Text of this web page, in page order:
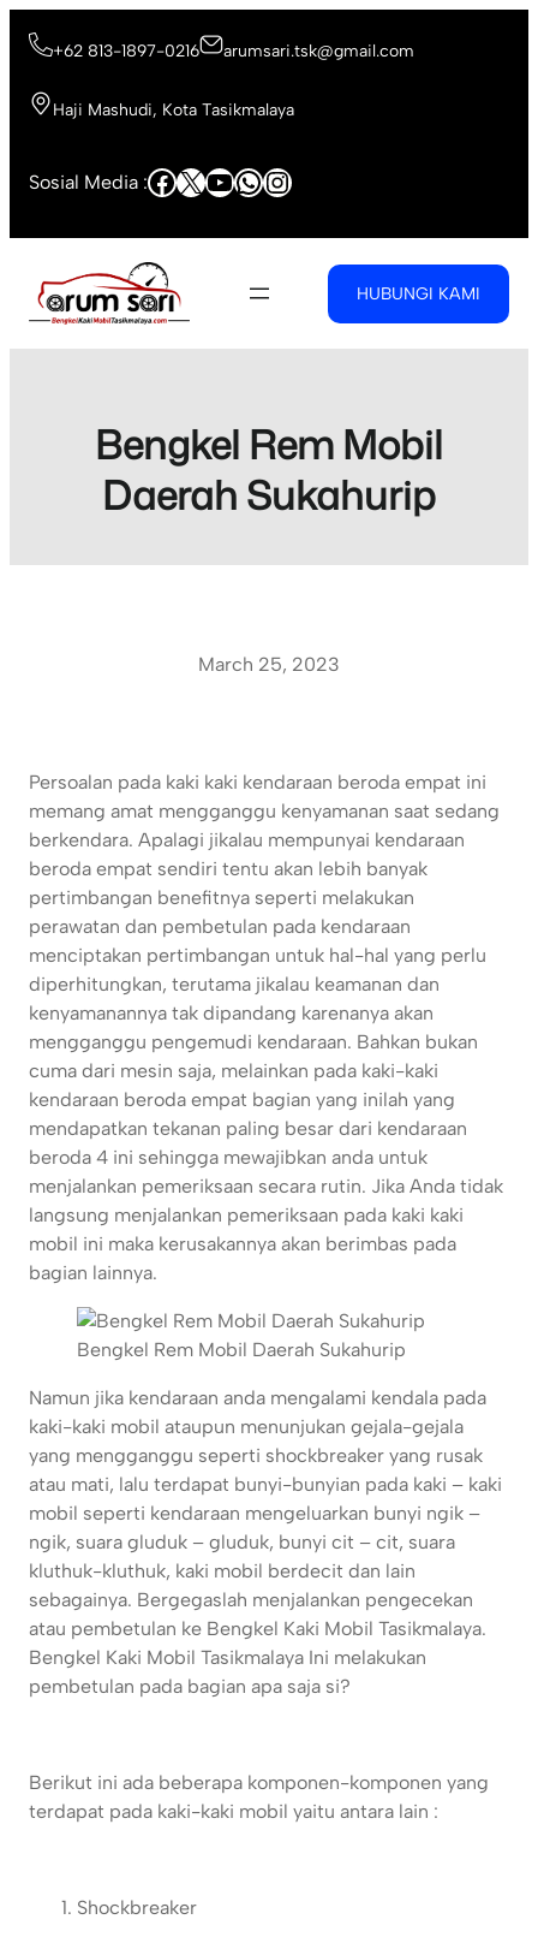
+62 813-1897-0216 arumsari.tsk@gmail.com
Haji Mashudi, Kota Tasikmalaya
Sosial Media :Facebook
X YouTube
WhatsApp
Instagram
HUBUNGI KAMI
Bengkel Rem Mobil
Daerah Sukahurip
March 25, 2023
Persoalan pada kaki kaki kendaraan beroda empat ini
memang amat mengganggu kenyamanan saat sedang
berkendara. Apalagi jikalau mempunyai kendaraan
beroda empat sendiri tentu akan lebih banyak
pertimbangan benefitnya seperti melakukan
perawatan dan pembetulan pada kendaraan
menciptakan pertimbangan untuk hal-hal yang perlu
diperhitungkan, terutama jikalau keamanan dan
kenyamanannya tak dipandang karenanya akan
mengganggu pengemudi kendaraan. Bahkan bukan
cuma dari mesin saja, melainkan pada kaki-kaki
kendaraan beroda empat bagian yang inilah yang
mendapatkan tekanan paling besar dari kendaraan
beroda 4 ini sehingga mewajibkan anda untuk
menjalankan pemeriksaan secara rutin. Jika Anda tidak
langsung menjalankan pemeriksaan pada kaki kaki
mobil ini maka kerusakannya akan berimbas pada
bagian lainnya.
Bengkel Rem Mobil Daerah Sukahurip
Namun jika kendaraan anda mengalami kendala pada
kaki-kaki mobil ataupun menunjukan gejala-gejala
yang mengganggu seperti shockbreaker yang rusak
atau mati, lalu terdapat bunyi-bunyian pada kaki – kaki
mobil seperti kendaraan mengeluarkan bunyi ngik –
ngik, suara gluduk – gluduk, bunyi cit – cit, suara
kluthuk-kluthuk, kaki mobil berdecit dan lain
sebagainya. Bergegaslah menjalankan pengecekan
atau pembetulan ke Bengkel Kaki Mobil Tasikmalaya.
Bengkel Kaki Mobil Tasikmalaya Ini melakukan
pembetulan pada bagian apa saja si?
Berikut ini ada beberapa komponen-komponen yang
terdapat pada kaki-kaki mobil yaitu antara lain :
Shockbreaker